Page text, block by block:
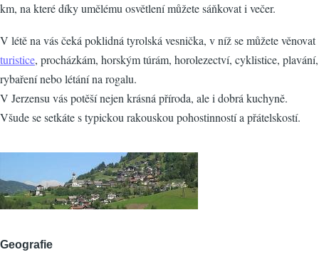
km, na které díky umělému osvětlení můžete sáňkovat i večer.
V létě na vás čeká poklidná tyrolská vesnička, v níž se můžete věnovat
turistice, procházkám, horským túrám, horolezectví, cyklistice, plavání,
rybaření nebo létání na rogalu.
V Jerzensu vás potěší nejen krásná příroda, ale i dobrá kuchyně.
Všude se setkáte s typickou rakouskou pohostinností a přátelskostí.
Geografie